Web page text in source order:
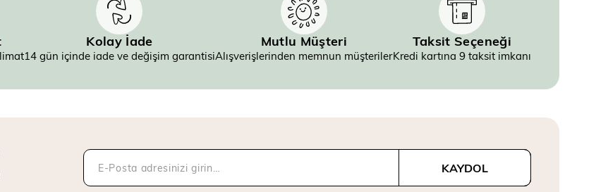
Kolay İade
14 gün içinde iade ve değişim garantisi
Mutlu Müşteri
Alışverişlerinden memnun müşteriler
Taksit Seçeneği
Kredi kartına 9 taksit imkanı
KAYDOL